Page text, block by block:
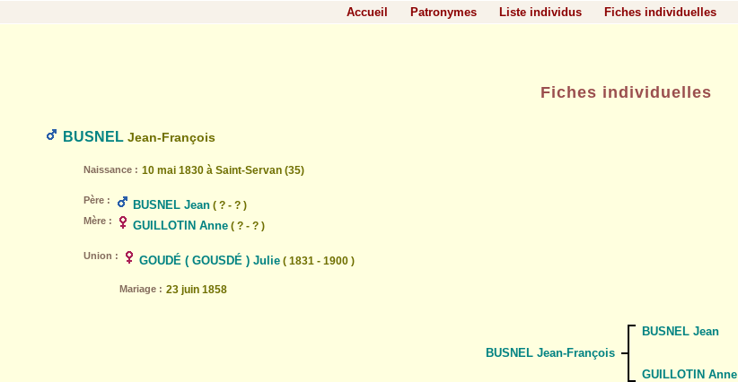
Accueil Patronymes Liste individus Fiches individuelles
Fiches individuelles
BUSNEL Jean-François
Naissance : 10 mai 1830 à Saint-Servan (35)
Père : BUSNEL Jean ( ? - ? )
Mère : GUILLOTIN Anne ( ? - ? )
Union : GOUDÉ ( GOUSDÉ ) Julie ( 1831 - 1900 )
Mariage : 23 juin 1858
BUSNEL Jean-François
BUSNEL Jean
GUILLOTIN Anne